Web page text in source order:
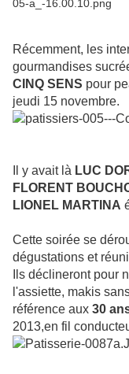
Récemment, les
gourmandises
CINQ SENS pour
jeudi 15 novembre.
Il y avait là LUC
FLORENT
LIONEL MARTINA
Cette soirée se
dégustations et
Ils déclineront pour
l'assiette, makis
référence aux 30
2013,en fil